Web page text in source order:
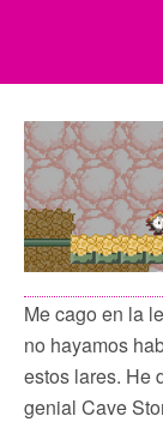
Me cago en la
no hayamos
estos lares. He
genial Cave